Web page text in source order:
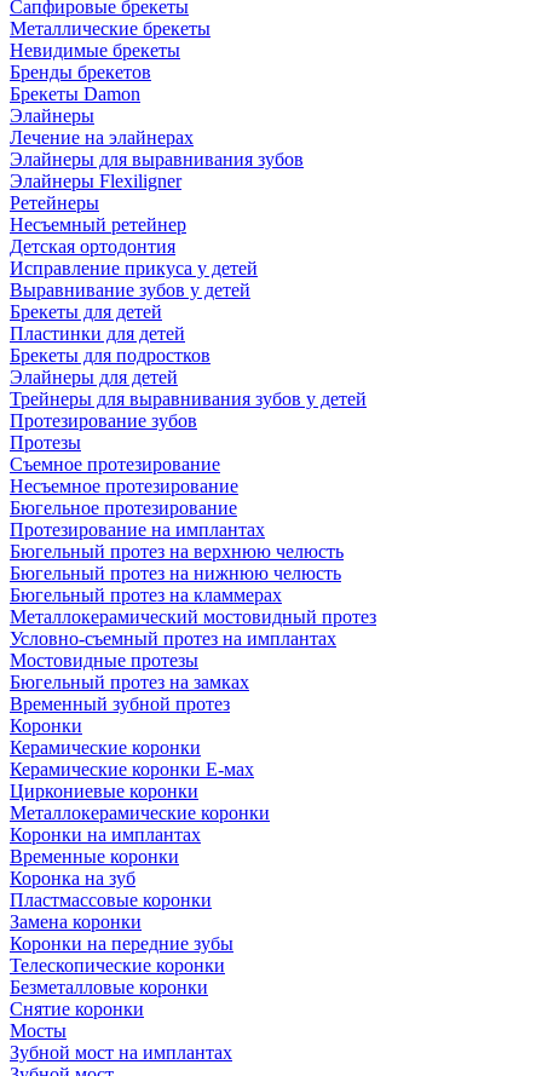
Сапфировые брекеты
Металлические брекеты
Невидимые брекеты
Бренды брекетов
Брекеты Damon
Элайнеры
Лечение на элайнерах
Элайнеры для выравнивания зубов
Элайнеры Flexiligner
Ретейнеры
Несъемный ретейнер
Детская ортодонтия
Исправление прикуса у детей
Выравнивание зубов у детей
Брекеты для детей
Пластинки для детей
Брекеты для подростков
Элайнеры для детей
Трейнеры для выравнивания зубов у детей
Протезирование зубов
Протезы
Съемное протезирование
Несъемное протезирование
Бюгельное протезирование
Протезирование на имплантах
Бюгельный протез на верхнюю челюсть
Бюгельный протез на нижнюю челюсть
Бюгельный протез на кламмерах
Металлокерамический мостовидный протез
Условно-съемный протез на имплантах
Мостовидные протезы
Бюгельный протез на замках
Временный зубной протез
Коронки
Керамические коронки
Керамические коронки Е-мах
Циркониевые коронки
Металлокерамические коронки
Коронки на имплантах
Временные коронки
Коронка на зуб
Пластмассовые коронки
Замена коронки
Коронки на передние зубы
Телескопические коронки
Безметалловые коронки
Снятие коронки
Мосты
Зубной мост на имплантах